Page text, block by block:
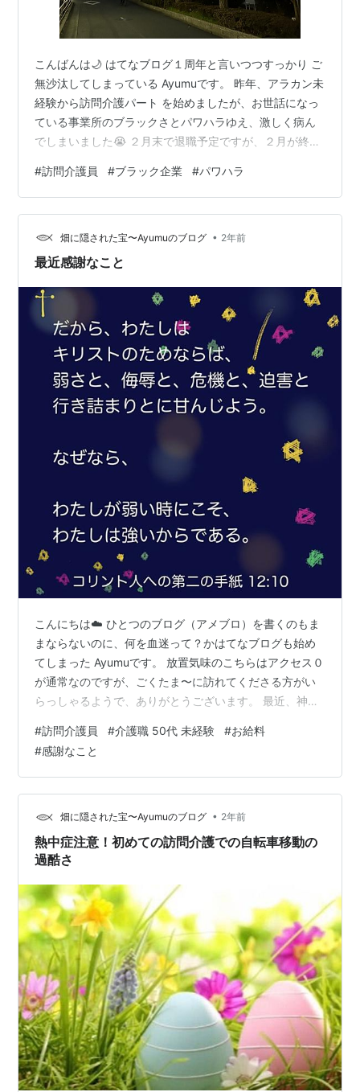
こんばんは🌙 はてなブログ１周年と言いつつすっかり ご
無沙汰してしまっている Ayumuです。 昨年、アラカン未
経験から訪問介護パート を始めましたが、お世話になっ
ている事業所のブラックさとパワハラゆえ、激しく病ん
でしまいました😭 ２月末で退職予定ですが、２月が終わ
す。 幸い次の訪問介護のパート先も、不思議 な導きで決
まっています。 仕事の事を考えるだけで、頭がおかしく
なりそうで、深呼吸をして心を落ち着けます。 パワハラ
の威力、恐ろしいです😭 何を言ってもこちらが悪いこと
になるため、できる限り上の方たちとは、話をしないよ
#訪問介護員 #ブラック企業 #パワハラ
畑に隠された宝〜Ayumuのブログ • 2年前
最近感謝なこと
こんにちは☁️ ひとつのブログ（アメブロ）を書くのもま
まならないのに、何を血迷って？かはてなブログも始め
てしまった Ayumuです。 放置気味のこちらはアクセス０
が通常なのですが、ごくたま〜に訪れてくださる方がい
らっしゃるようで、ありがとうございます。 最近、神様
ー。 やっと６ヶ月経ちました。お仕事上の悩みは尽きま
せん。 主に身体介護のスキルに不安があるのですが、他
にも… 入職して５回の給料日がありましたが、なんと‼️１
度も給料日に正しい金額で振り込まれたことがないので
す。 これには本当にメンタルやられましたT_T お給料が
入ってないことが２回…
#訪問介護員 #介護職 50代 未経験 #お給料
#感謝なこと
畑に隠された宝〜Ayumuのブログ • 2年前
熱中症注意！初めての訪問介護での自転車移動の
過酷さ